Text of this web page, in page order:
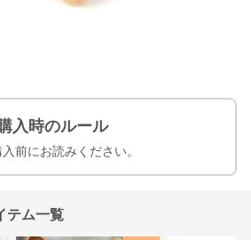
入時のルール
前にお読みください。
テム一覧